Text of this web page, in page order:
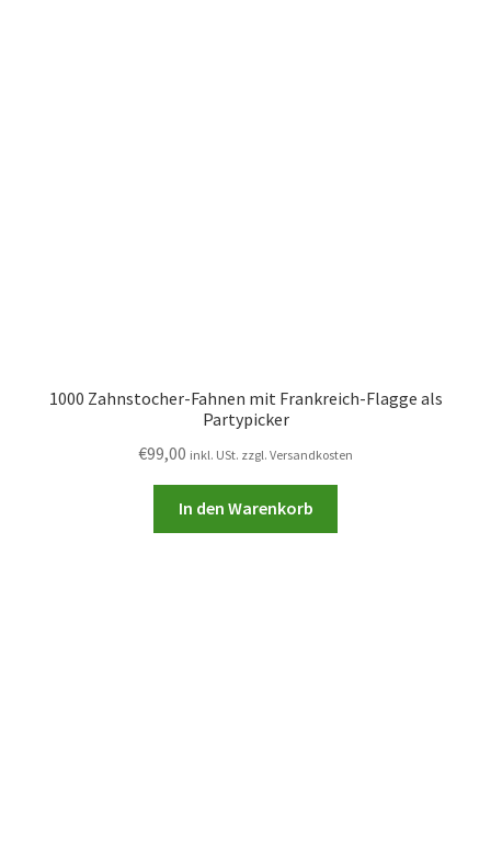
1000 Zahnstocher-Fahnen mit Frankreich-Flagge als
Partypicker
€99,00 inkl. USt. zzgl. Versandkosten
In den Warenkorb